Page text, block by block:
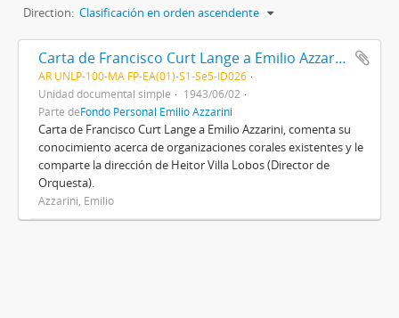
Direction: Clasificación en orden ascendente
Carta de Francisco Curt Lange a Emilio Azzarini
AR UNLP-100-MA FP-EA(01)-S1-Se5-ID026
Unidad documental simple
1943/06/02
Parte deFondo Personal Emilio Azzarini
Carta de Francisco Curt Lange a Emilio Azzarini, comenta su
conocimiento acerca de organizaciones corales existentes y le
comparte la dirección de Heitor Villa Lobos (Director de
Orquesta).
Azzarini, Emilio